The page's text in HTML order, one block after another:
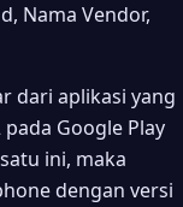
Nama Vendor,
dari aplikasi yang
Google Play
ini, maka
dengan versi